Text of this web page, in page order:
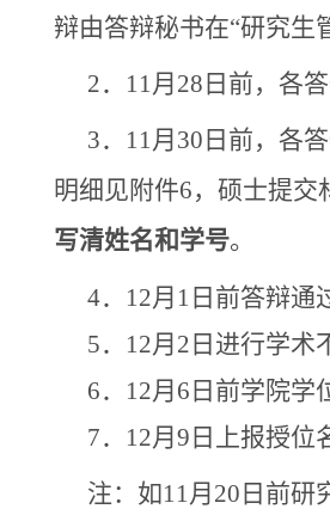
辩由答辩秘书在“研究生
2．11月28日前，各
3．11月30日前，各
明细见附件6，硕士提交
写清姓名和学号。
4．12月1日前答辩通
5．12月2日进行学术
6．12月6日前学院学
7．12月9日上报授位
注：如11月20日前研